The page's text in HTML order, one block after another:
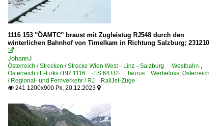
1116 153 "ÖAMTC" braust mit Zugleistug RJ548 durch den
winterlichen Bahnhof von Timelkam in Richtung Salzburg; 231210

JohannJ
Österreich / Strecken / Strecke Wien West – Linz – Salzburg ·Westbahn·,
Österreich / E-Loks / BR 1116 ·ES 64 U2· Taurus Werbeloks, Österreich
/ Regional- und Fernverkehr / RJ RailJet-Züge
 241 1200x900 Px, 20.12.2023 